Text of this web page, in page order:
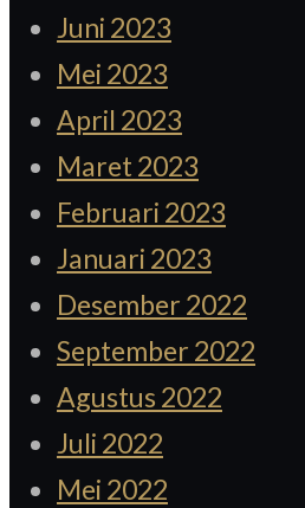
Juni 2023
Mei 2023
April 2023
Maret 2023
Februari 2023
Januari 2023
Desember 2022
September 2022
Agustus 2022
Juli 2022
Mei 2022